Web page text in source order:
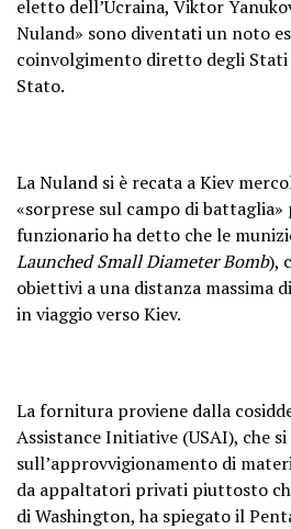
eletto dell’Ucraina, Viktor
Nuland» sono diventati un noto
coinvolgimento diretto degli
Stato.
La Nuland si è recata a Kiev
«sorprese sul campo di battaglia»
funzionario ha detto che le
Launched Small Diameter Bomb),
obiettivi a una distanza massima
in viaggio verso Kiev.
La fornitura proviene dalla
Assistance Initiative (USAI), che
sull’approvvigionamento di
da appaltatori privati ​​piuttosto
di Washington, ha spiegato il